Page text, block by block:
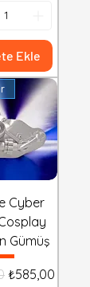
Ekle
Cyber
Gümüş
Fiyat
İndirimli Fiyat
₺585,00